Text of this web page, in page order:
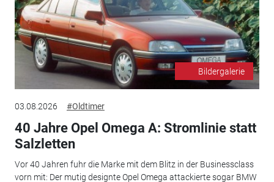
Bildergalerie
03.08.2026 #Oldtimer
40 Jahre Opel Omega A: Stromlinie statt
Salzletten
Vor 40 Jahren fuhr die Marke mit dem Blitz in der Businessclass
vorn mit: Der mutig designte Opel Omega attackierte sogar BMW